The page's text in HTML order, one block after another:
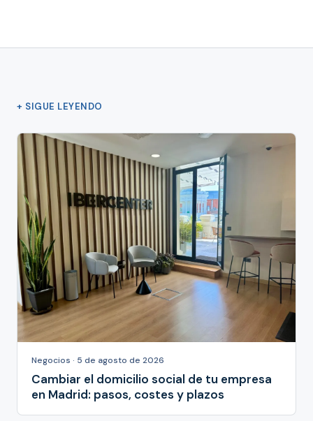
+ SIGUE LEYENDO
Negocios · 5 de agosto de 2026
Cambiar el domicilio social de tu empresa
en Madrid: pasos, costes y plazos